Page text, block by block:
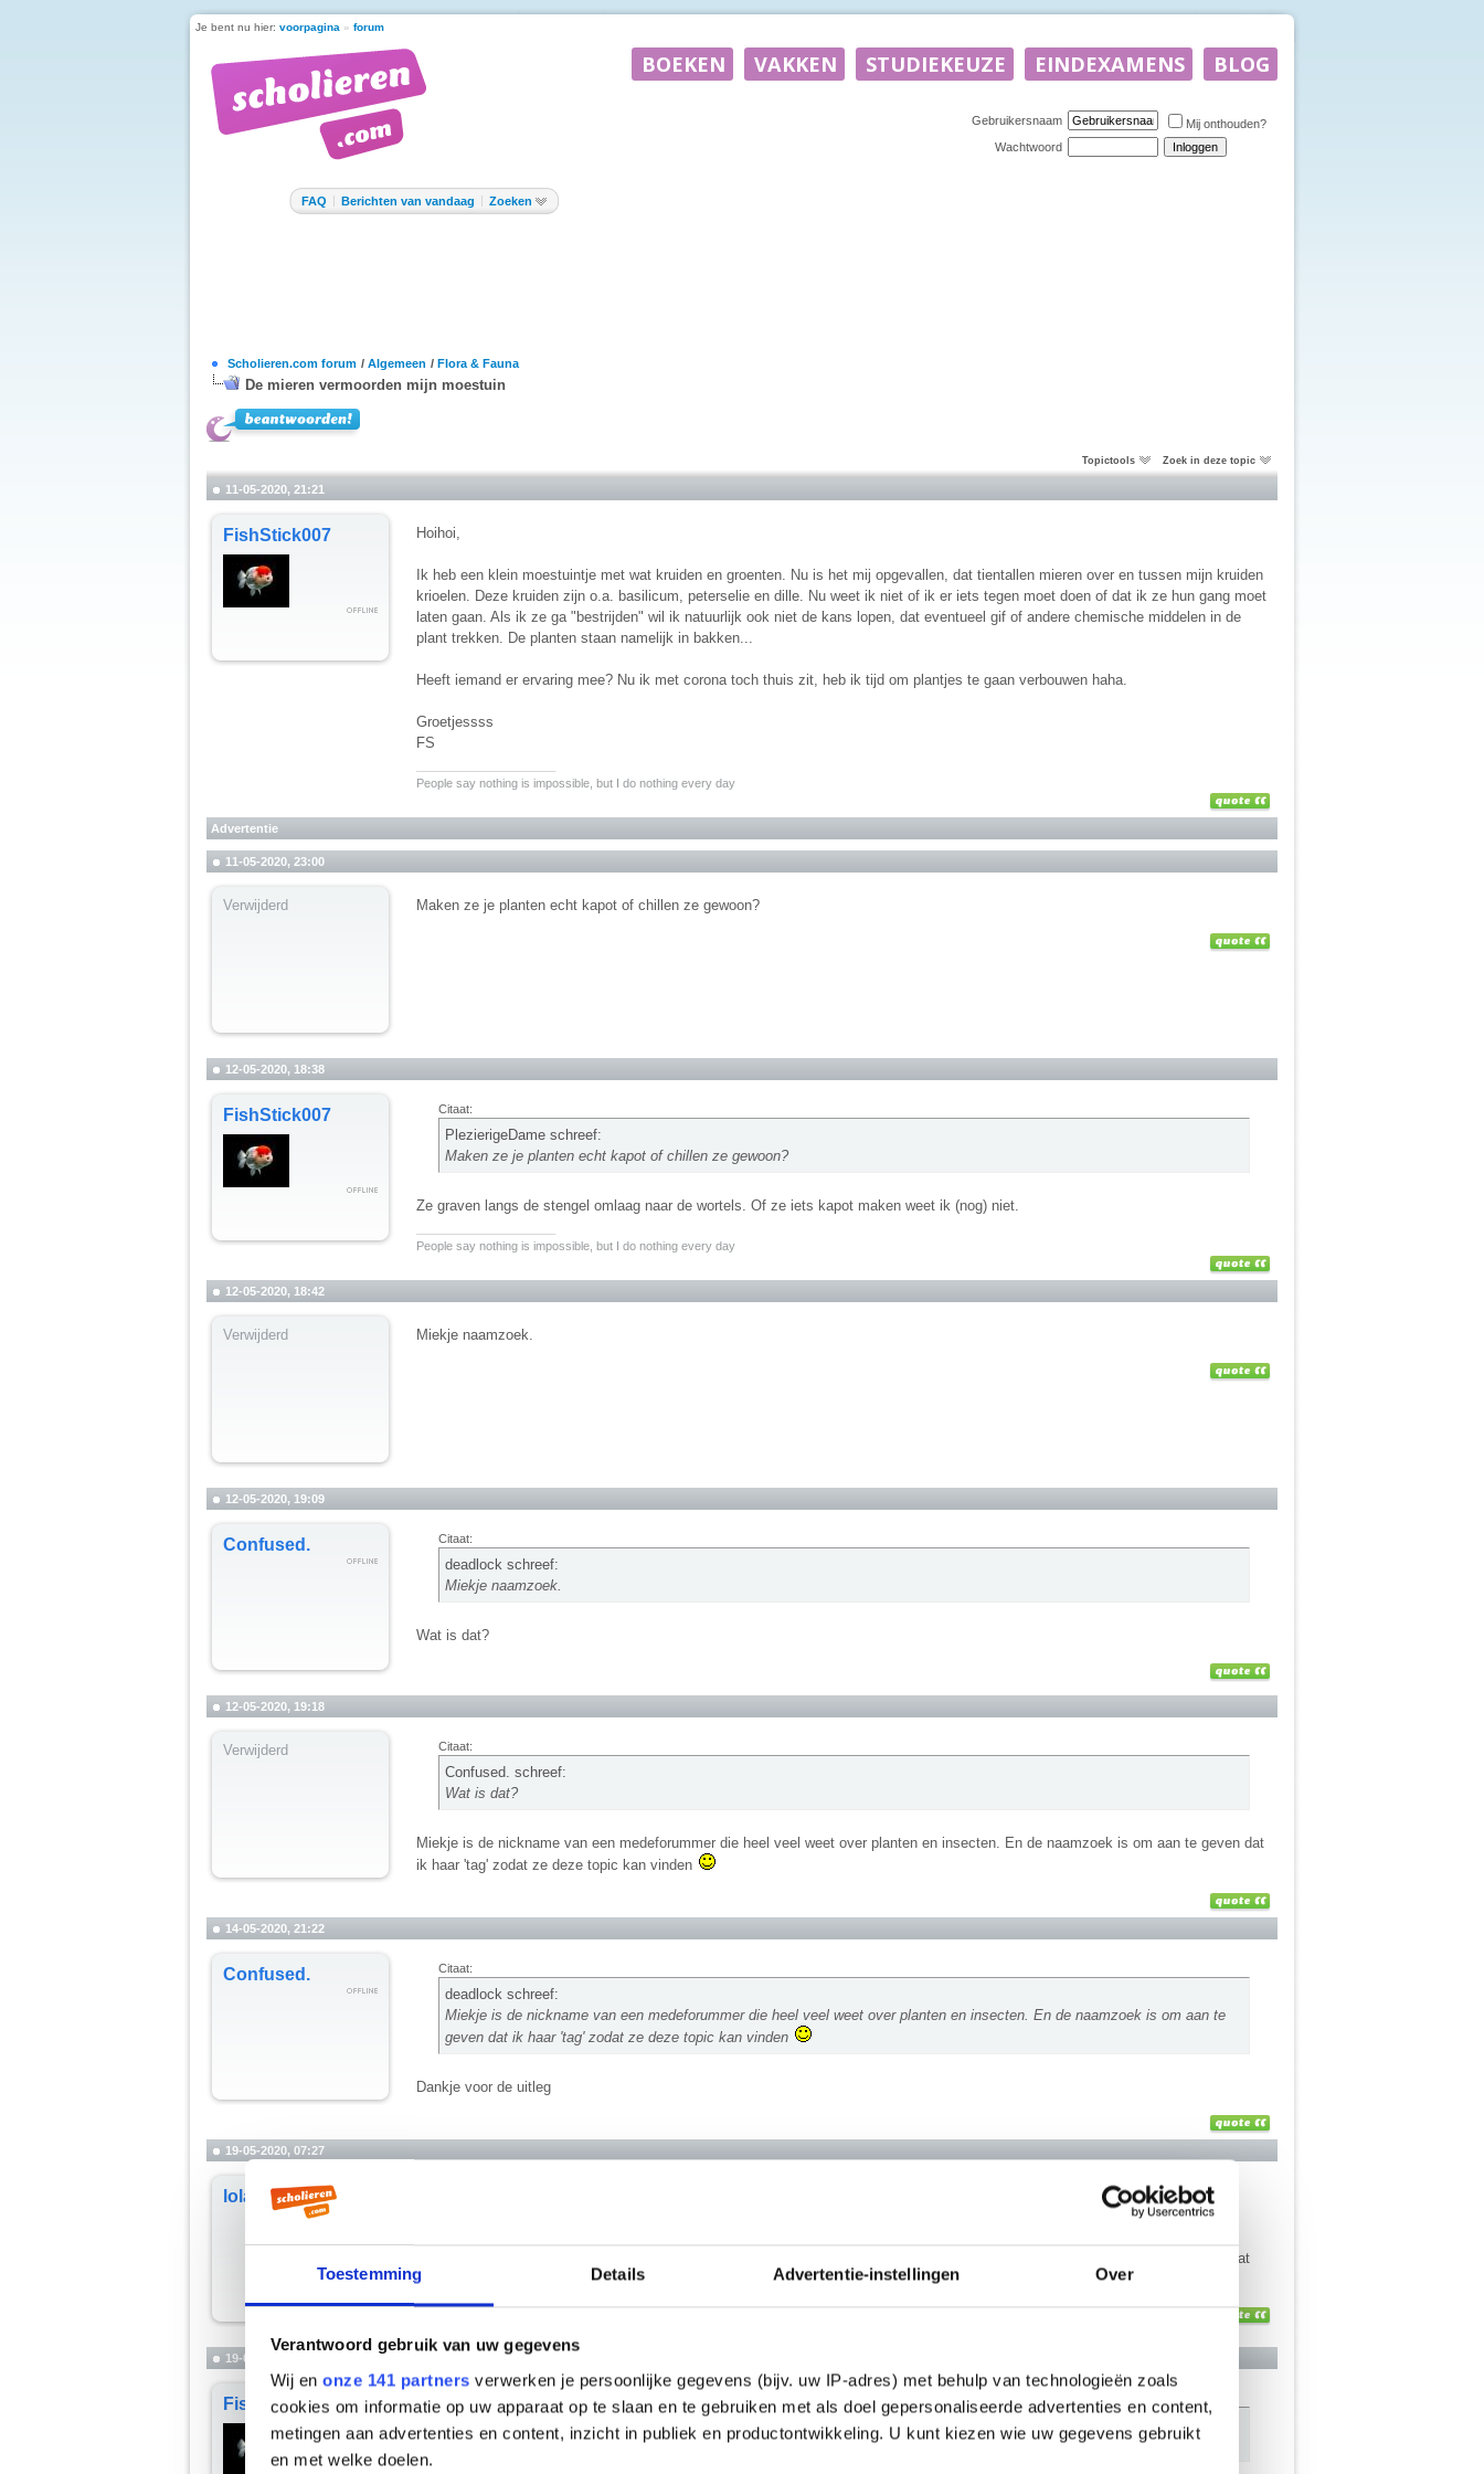
Toestemming Details Advertentie-instellingen Over
Verantwoord gebruik van uw gegevens
Wij en onze 141 partners verwerken je persoonlijke gegevens (bijv. uw IP-adres) met behulp van technologieën zoals
cookies om informatie op uw apparaat op te slaan en te gebruiken met als doel gepersonaliseerde advertenties en content,
metingen aan advertenties en content, inzicht in publiek en productontwikkeling. U kunt kiezen wie uw gegevens gebruikt
en met welke doelen.
Je bent nu hier: voorpagina » forum
Gebruikersnaam
Mij onthouden?
Wachtwoord
FAQ Berichten van vandaag Zoeken
Scholieren.com forum / Algemeen / Flora & Fauna
De mieren vermoorden mijn moestuin
Topictools Zoek in deze topic
11-05-2020, 21:21
FishStick007 Hoihoi,
Ik heb een klein moestuintje met wat kruiden en groenten. Nu is het mij opgevallen, dat tientallen mieren over en tussen mijn kruiden
krioelen. Deze kruiden zijn o.a. basilicum, peterselie en dille. Nu weet ik niet of ik er iets tegen moet doen of dat ik ze hun gang moet
laten gaan. Als ik ze ga "bestrijden" wil ik natuurlijk ook niet de kans lopen, dat eventueel gif of andere chemische middelen in de
plant trekken. De planten staan namelijk in bakken...
Heeft iemand er ervaring mee? Nu ik met corona toch thuis zit, heb ik tijd om plantjes te gaan verbouwen haha.
Groetjessss
FS
People say nothing is impossible, but I do nothing every day
Advertentie
11-05-2020, 23:00
Verwijderd Maken ze je planten echt kapot of chillen ze gewoon?
12-05-2020, 18:38
FishStick007 Citaat:
PlezierigeDame schreef:
Maken ze je planten echt kapot of chillen ze gewoon?
Ze graven langs de stengel omlaag naar de wortels. Of ze iets kapot maken weet ik (nog) niet.
People say nothing is impossible, but I do nothing every day
12-05-2020, 18:42
Verwijderd Miekje naamzoek.
12-05-2020, 19:09
Confused. Citaat:
deadlock schreef:
Miekje naamzoek.
Wat is dat?
12-05-2020, 19:18
Verwijderd Citaat:
Confused. schreef:
Wat is dat?
Miekje is de nickname van een medeforummer die heel veel weet over planten en insecten. En de naamzoek is om aan te geven dat
ik haar 'tag' zodat ze deze topic kan vinden
14-05-2020, 21:22
Confused. Citaat:
deadlock schreef:
Miekje is de nickname van een medeforummer die heel veel weet over planten en insecten. En de naamzoek is om aan te
geven dat ik haar 'tag' zodat ze deze topic kan vinden
Dankje voor de uitleg
19-05-2020, 07:27
lola_fabulous
Ik weet wel dat als ze ergens op bijvoorbeeld het grind lopen (dit moet je dus niet doen in de plantenbak) dat je er kokend water
(ja ik weet dat
kokend water eroverheen gooien ook niet echt diervriendelijk is, maar wat moet, moet.)
19-05-2020, 21:15
FishStick007
lola_fabulous schreef:
ja ik weet dat kokend water eroverheen gooien ook niet echt diervriendelijk is, maar wat moet, moet.